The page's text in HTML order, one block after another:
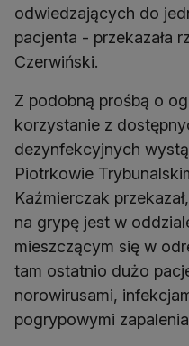
odwiedzających do
pacjenta - przekazała
Czerwiński.
Z podobną prośbą o
korzystanie z
dezynfekcyjnych
Piotrkowie
Kaźmierczak
na grypę jest w
mieszczącym się w
tam ostatnio dużo
norowirusami,
pogrypowymi